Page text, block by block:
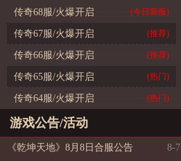
传奇68服/火爆开启 (今日新服)
传奇67服/火爆开启 (推荐)
传奇66服/火爆开启 (推荐)
传奇65服/火爆开启 (热门)
传奇64服/火爆开启 (热门)
游戏公告/活动
《乾坤天地》8月8日合服公告
8-7